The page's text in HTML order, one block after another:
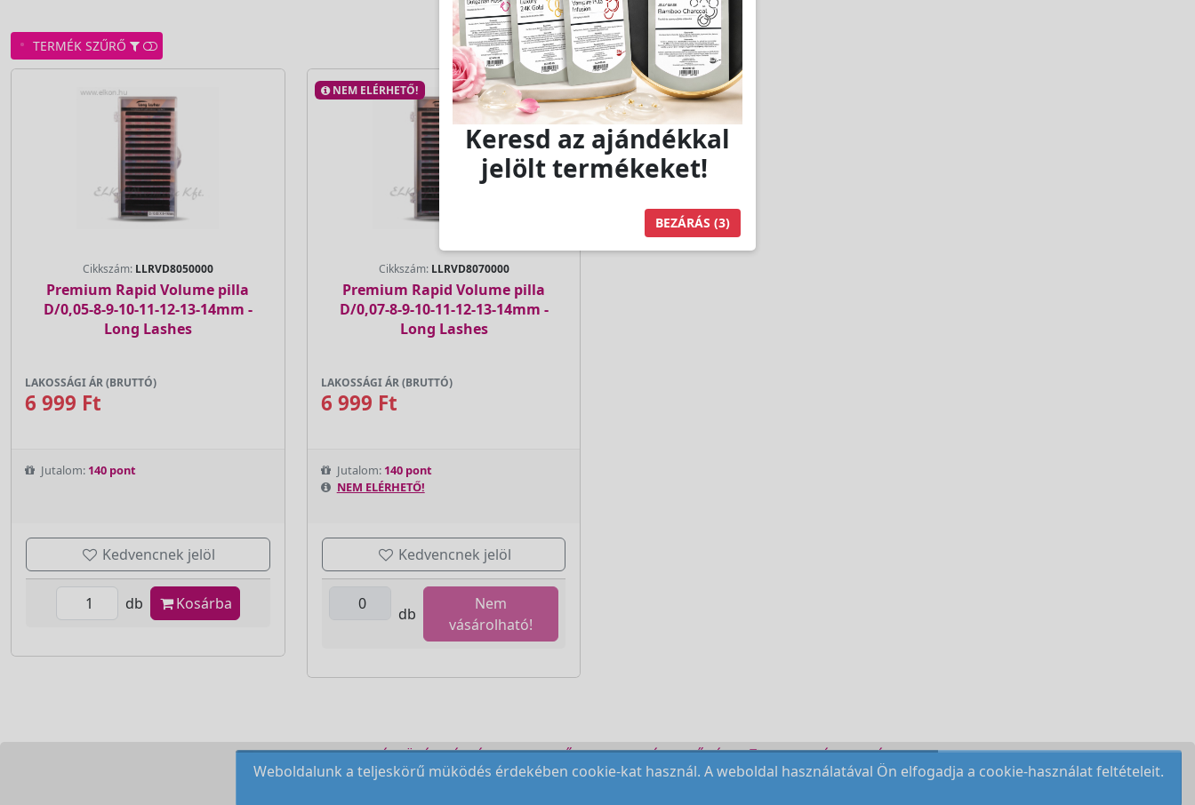
TERMÉK SZŰRŐ
Cikkszám: LLRVD8050000
Premium Rapid Volume pilla
D/0,05-8-9-10-11-12-13-14mm -
Long Lashes
LAKOSSÁGI ÁR (BRUTTÓ)
6 999 Ft
Jutalom: 140 pont
Kedvencnek jelöl
db Kosárba
NEM ELÉRHETŐ!
Cikkszám: LLRVD8070000
Premium Rapid Volume pilla
D/0,07-8-9-10-11-12-13-14mm -
Long Lashes
LAKOSSÁGI ÁR (BRUTTÓ)
6 999 Ft
Jutalom: 140 pont
NEM ELÉRHETŐ!
Kedvencnek jelöl
db
Nem
vásárolható!
KOZMETIKAI KÉSZÜLÉK BÉRLÉS KEZDŐLAP ELÉRHETŐSÉG
RENDELÉSI FELTÉTELEK
Weboldalunk a teljeskörű müködés érdekében cookie-kat használ. A weboldal használatával Ön elfogadja a cookie-használat feltételeit.
Keresd az ajándékkal
jelölt termékeket!
BEZÁRÁS (3)